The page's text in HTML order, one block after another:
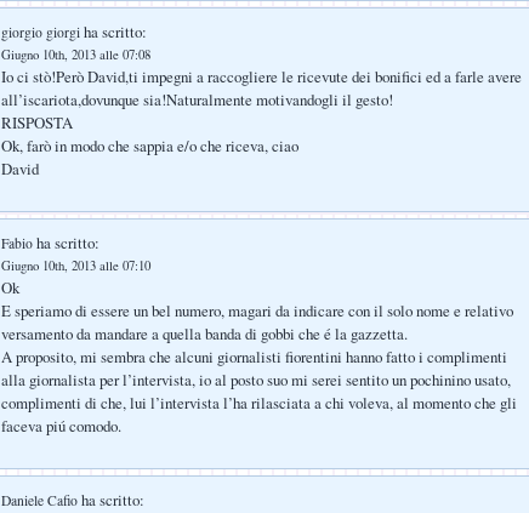
giorgio giorgi ha scritto:
Giugno 10th, 2013 alle 07:08
Io ci stò!Però David,ti impegni a raccogliere le ricevute dei bonifici ed a farle avere
all’iscariota,dovunque sia!Naturalmente motivandogli il gesto!
RISPOSTA
Ok, farò in modo che sappia e/o che riceva, ciao
David
Fabio ha scritto:
Giugno 10th, 2013 alle 07:10
Ok
E speriamo di essere un bel numero, magari da indicare con il solo nome e relativo
versamento da mandare a quella banda di gobbi che é la gazzetta.
A proposito, mi sembra che alcuni giornalisti fiorentini hanno fatto i complimenti
alla giornalista per l’intervista, io al posto suo mi serei sentito un pochinino usato,
complimenti di che, lui l’intervista l’ha rilasciata a chi voleva, al momento che gli
faceva piú comodo.
Daniele Cafio ha scritto: